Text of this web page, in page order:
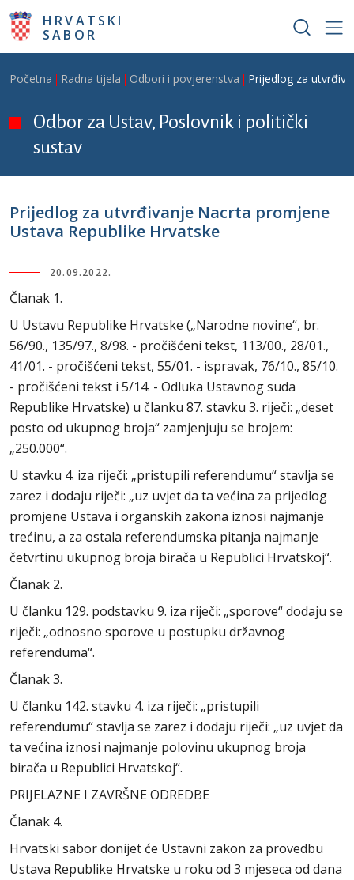
Skoči na glavni sadržaj
HRVATSKI
SABOR
Breadcrumb
Početna Radna tijela Odbori i povjerenstva Prijedlog za
Odbor za Ustav, Poslovnik i politički
sustav
Prijedlog za utvrđivanje Nacrta promjene
Ustava Republike Hrvatske
20.09.2022.
Članak 1.
U Ustavu Republike Hrvatske („Narodne novine“, br.
56/90., 135/97., 8/98. - pročišćeni tekst, 113/00., 28/01.,
41/01. - pročišćeni tekst, 55/01. - ispravak, 76/10., 85/10.
- pročišćeni tekst i 5/14. - Odluka Ustavnog suda
Republike Hrvatske) u članku 87. stavku 3. riječi: „deset
posto od ukupnog broja“ zamjenjuju se brojem:
„250.000“.
U stavku 4. iza riječi: „pristupili referendumu“ stavlja se
zarez i dodaju riječi: „uz uvjet da ta većina za prijedlog
promjene Ustava i organskih zakona iznosi najmanje
trećinu, a za ostala referendumska pitanja najmanje
četvrtinu ukupnog broja birača u Republici Hrvatskoj“.
Članak 2.
U članku 129. podstavku 9. iza riječi: „sporove“ dodaju se
riječi: „odnosno sporove u postupku državnog
referenduma“.
Članak 3.
U članku 142. stavku 4. iza riječi: „pristupili
referendumu“ stavlja se zarez i dodaju riječi: „uz uvjet da
ta većina iznosi najmanje polovinu ukupnog broja
birača u Republici Hrvatskoj“.
PRIJELAZNE I ZAVRŠNE ODREDBE
Članak 4.
Hrvatski sabor donijet će Ustavni zakon za provedbu
Ustava Republike Hrvatske u roku od 3 mjeseca od dana